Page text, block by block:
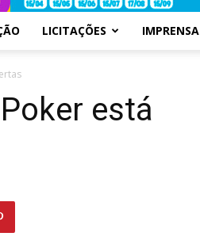
LICITAÇÕES IMPRENSA
está